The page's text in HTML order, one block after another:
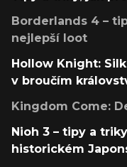
Borderlands 4 –
nejlepší loot
Hollow Knight:
v broučím
Kingdom Come:
Nioh 3 – tipy a
historickém